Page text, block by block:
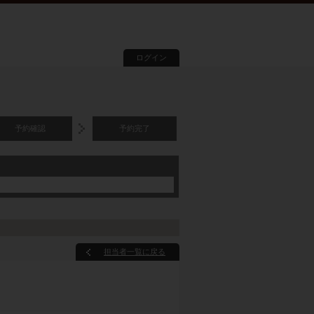
ログイン
予約確認 予約完了
担当者一覧に戻る